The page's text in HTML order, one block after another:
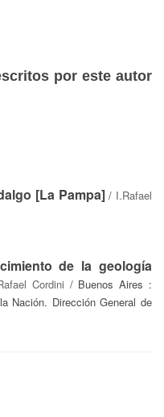
por este autor
[La Pampa]/ I.Rafael
de la geología
Cordini / Buenos Aires :
Nación. Dirección General de